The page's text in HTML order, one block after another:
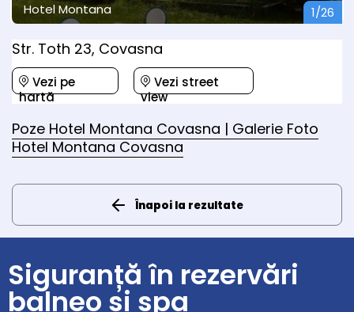
Hotel Montana 1/26
Str. Toth 23, Covasna
Vezi pe
hartă
Vezi street
view
Poze Hotel Montana Covasna | Galerie Foto
Hotel Montana Covasna
Înapoi la rezultate
Siguranță în rezervări
balneo și spa